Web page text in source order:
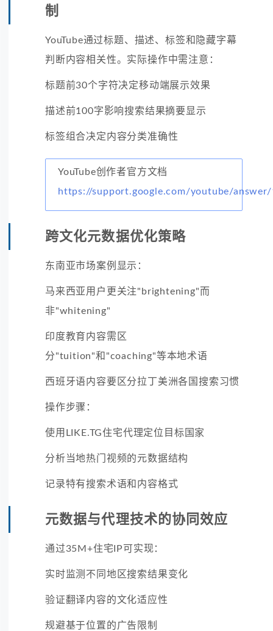
制
YouTube通过标题、描述、标签和隐藏字幕
判断内容相关性。实际操作中需注意：
标题前30个字符决定移动端展示效果
描述前100字影响搜索结果摘要显示
标签组合决定内容分类准确性
YouTube创作者官方文档
https://support.google.com/youtube/
跨文化元数据优化策略
东南亚市场案例显示：
马来西亚用户更关注"brightening"而
非"whitening"
印度教育内容需区
分"tuition"和"coaching"等本地术语
西班牙语内容要区分拉丁美洲各国搜索习惯
操作步骤：
使用LIKE.TG住宅代理定位目标国家
分析当地热门视频的元数据结构
记录特有搜索术语和内容格式
元数据与代理技术的协同效应
通过35M+住宅IP可实现：
实时监测不同地区搜索结果变化
验证翻译内容的文化适应性
规避基于位置的广告限制